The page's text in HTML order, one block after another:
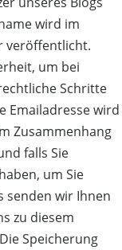
wird im
veröffentlicht.
um bei
Schritte
Emailadresse wird
Zusammenhang
falls Sie
um Sie
senden wir Ihnen
zu diesem
Speicherung